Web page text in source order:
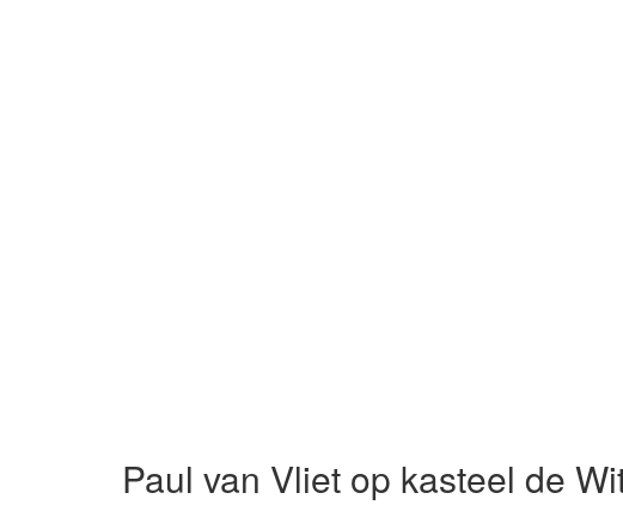
Paul van Vliet op kasteel de